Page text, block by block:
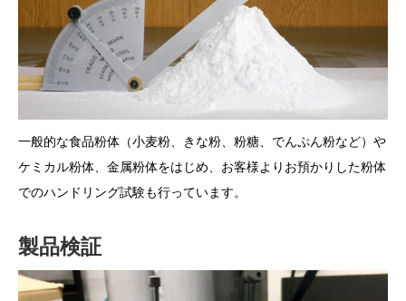
一般的な食品粉体（小麦粉、きな粉、粉糖、でんぷん粉など）や
ケミカル粉体、金属粉体をはじめ、お客様よりお預かりした粉体
でのハンドリング試験も行っています。
製品検証